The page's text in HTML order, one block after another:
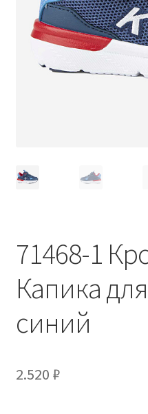
71468-1
Капика
синий
2.520 ₽